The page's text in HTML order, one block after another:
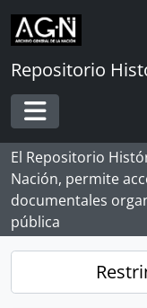
Skip to main content
Repositorio
Toggle
El Repositorio
Nación, permite
documentales
pública